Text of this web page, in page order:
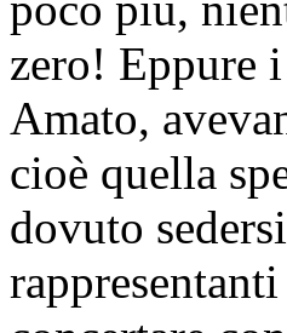
zero! Eppure
Amato,
cioè quella
dovuto